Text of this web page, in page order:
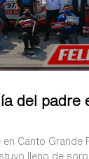
del padre
Canto Grande
lleno de